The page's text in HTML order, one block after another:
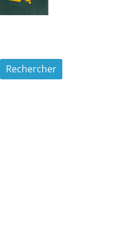
Rechercher